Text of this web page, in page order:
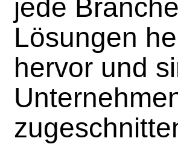
jede
Lösungen
hervor und